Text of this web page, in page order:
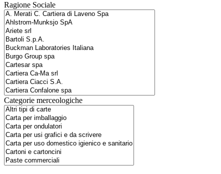
Ragione Sociale
Categorie merceologiche